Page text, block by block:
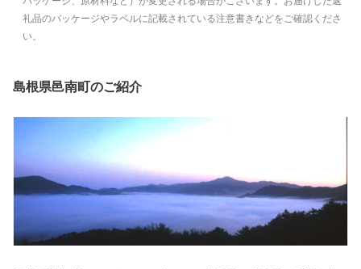
礼品のパッケージやラベルに記載されている注意書きなどをご確認くださ
い。
島根県邑南町のご紹介